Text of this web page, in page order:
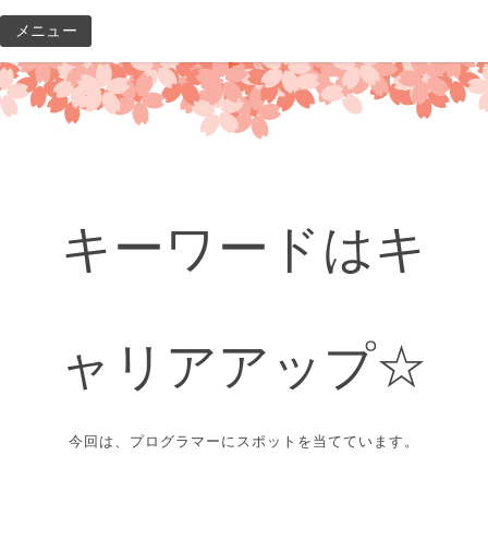
コ
ン
テ
ン
メニュー
キーワードはキ
ャリアアップ☆
今回は、プログラマーにスポットを当てています。